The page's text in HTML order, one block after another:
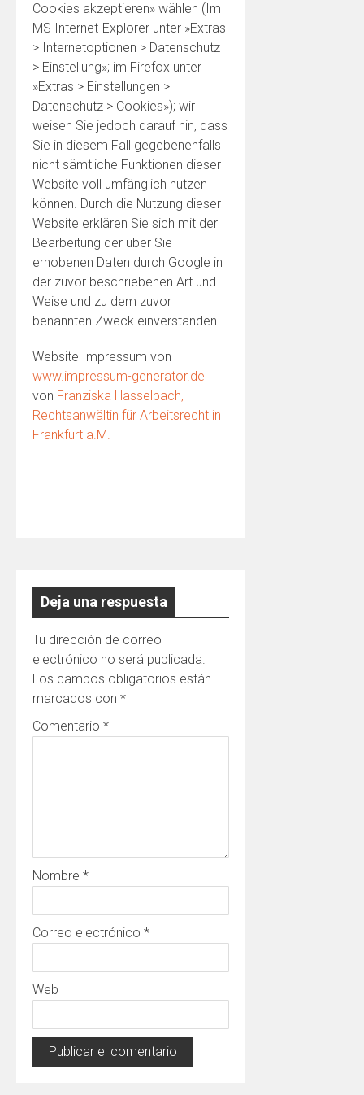
Cookies akzeptieren» wählen (Im
MS Internet-Explorer unter »Extras
> Internetoptionen > Datenschutz
> Einstellung»; im Firefox unter
»Extras > Einstellungen >
Datenschutz > Cookies»); wir
weisen Sie jedoch darauf hin, dass
Sie in diesem Fall gegebenenfalls
nicht sämtliche Funktionen dieser
Website voll umfänglich nutzen
können. Durch die Nutzung dieser
Website erklären Sie sich mit der
Bearbeitung der über Sie
erhobenen Daten durch Google in
der zuvor beschriebenen Art und
Weise und zu dem zuvor
benannten Zweck einverstanden.
Website Impressum von
www.impressum-generator.de
von Franziska Hasselbach,
Rechtsanwältin für Arbeitsrecht in
Frankfurt a.M.
Deja una respuesta
Tu dirección de correo
electrónico no será publicada.
Los campos obligatorios están
marcados con *
Comentario *
Nombre *
Correo electrónico *
Web